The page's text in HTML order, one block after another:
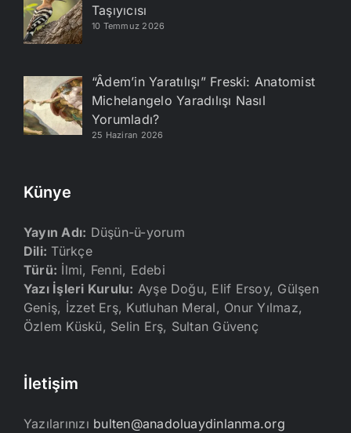
Taşıyıcısı
10 Temmuz 2026
“Âdem’in Yaratılışı” Freski: Anatomist
Michelangelo Yaradılışı Nasıl
Yorumladı?
25 Haziran 2026
Künye
Yayın Adı: Düşün-ü-yorum
Dili: Türkçe
Türü: İlmi, Fenni, Edebi
Yazı İşleri Kurulu: Ayşe Doğu, Elif Ersoy, Gülşen
Geniş, İzzet Erş, Kutluhan Meral, Onur Yılmaz,
Özlem Küskü, Selin Erş, Sultan Güvenç
İletişim
Yazılarınızı bulten@anadoluaydinlanma.org